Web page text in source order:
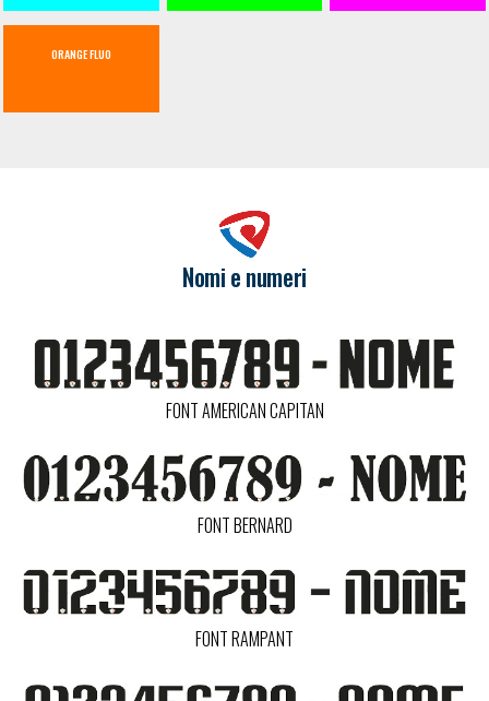
ORANGE FLUO
Nomi e numeri
FONT AMERICAN CAPITAN
FONT BERNARD
FONT RAMPANT